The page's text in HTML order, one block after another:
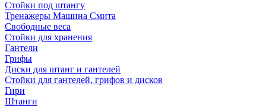
Стойки под штангу
Тренажеры Машина Смита
Свободные веса
Стойки для хранения
Гантели
Грифы
Диски для штанг и гантелей
Стойки для гантелей, грифов и дисков
Гири
Штанги